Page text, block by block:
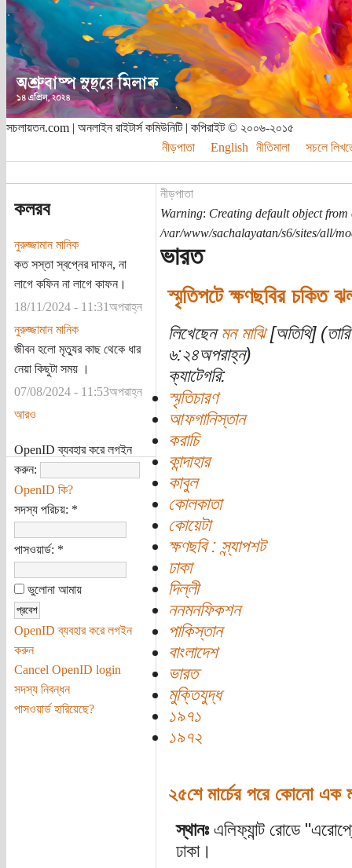
সচলায়তন.com | অনলাইন রাইটার্স কমিউনিটি | কপিরাইট © ২০০৬-২০১৫
নীড়পাতা
English নীতিমালা সচলে
কলরব
নুরুজ্জামান মানিক
কত সস্তা স্বপ্নের দাফন, না
লাগে কফিন না লাগে কাফন।
18/11/2024 - 11:31অপরাহ্ন
নুরুজ্জামান মানিক
জীবন হলো মৃত্যুর কাছ থেকে ধার
নেয়া কিছুটা সময় ।
07/08/2024 - 11:53অপরাহ্ন
আরও
OpenID ব্যবহার করে লগইন
করুন:
OpenID কি?
সদস্য পরিচয়: *
পাসওয়ার্ড: *
ভুলোনা আমায়
OpenID ব্যবহার করে লগইন
করুন
Cancel OpenID login
সদস্য নিবন্ধন
পাসওয়ার্ড হারিয়েছে?
নীড়পাতা
Warning: Creating default object from
/var/www/sachalayatan/s6/sites/all/
ভারত
স্মৃতিপটে ক্ষণছবির চকিত
লিখেছেন মন মাঝি[অতিথি]
৬:২৪অপরাহ্ন)
ক্যাটেগরি:
স্মৃতিচারণ
আফগানিস্তান
করাচি
কান্দাহার
কাবুল
কোলকাতা
কোয়েটা
ক্ষণছবি : স্ন্যাপশট
ঢাকা
দিল্লী
ননমনফিকশন
পাকিস্তান
বাংলাদেশ
ভারত
মুক্তিযুদ্ধ
১৯৭১
১৯৭২
২৫শে মার্চের পরে কোনো
স্থানঃএলিফ্যান্ট রোডে
ঢাকা।